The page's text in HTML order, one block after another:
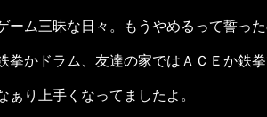
ーム三昧な日々。もうやめるって誓った
拳かドラム、友達の家ではＡＣＥか鉄
ぁり上手くなってましたよ。